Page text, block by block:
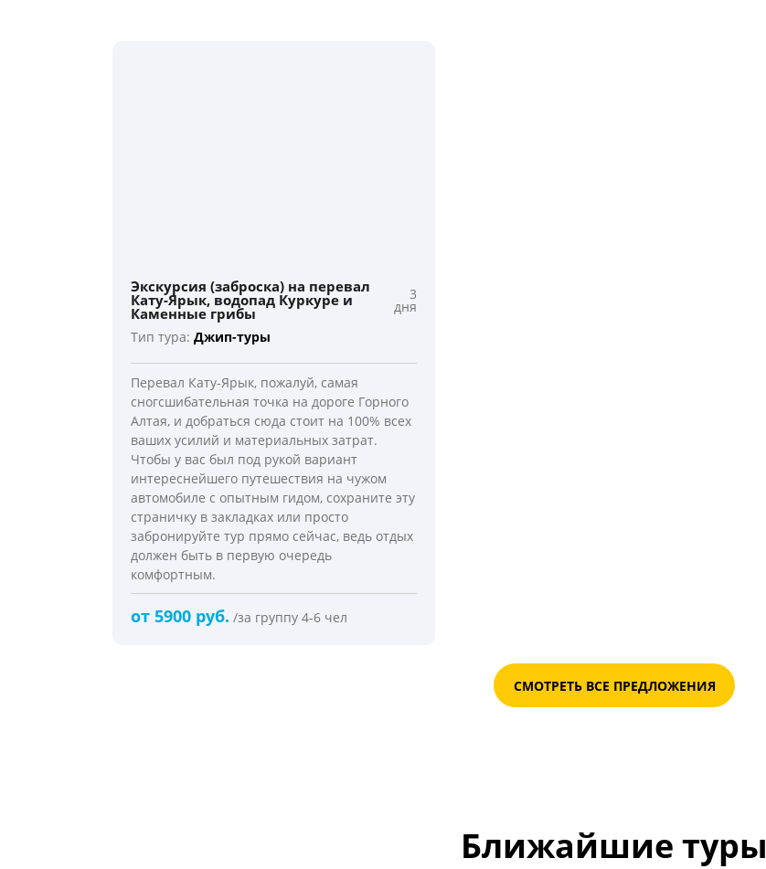
Экскурсия (заброска) на перевал
Кату-Ярык, водопад Куркуре и
Каменные грибы
3
дня
Тип тура: Джип-туры
Перевал Кату-Ярык, пожалуй, самая
сногсшибательная точка на дороге Горного
Алтая, и добраться сюда стоит на 100% всех
ваших усилий и материальных затрат.
Чтобы у вас был под рукой вариант
интереснейшего путешествия на чужом
автомобиле с опытным гидом, сохраните эту
страничку в закладках или просто
забронируйте тур прямо сейчас, ведь отдых
должен быть в первую очередь
комфортным.
от 5900 руб. /за группу 4-6 чел
СМОТРЕТЬ ВСЕ ПРЕДЛОЖЕНИЯ
Ближайшие туры